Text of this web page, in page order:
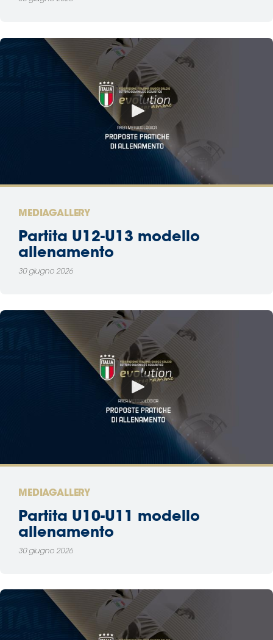
MEDIAGALLERY
Partita U12-U13 modello
allenamento
30 giugno 2026
MEDIAGALLERY
Partita U10-U11 modello
allenamento
30 giugno 2026